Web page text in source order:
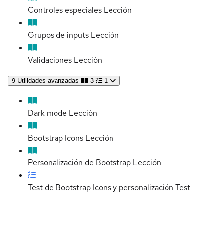
Controles especiales Lección
Grupos de inputs Lección
Validaciones Lección
9 Utilidades avanzadas 3 1
Dark mode Lección
Bootstrap Icons Lección
Personalización de Bootstrap Lección
Test de Bootstrap Icons y personalización Test